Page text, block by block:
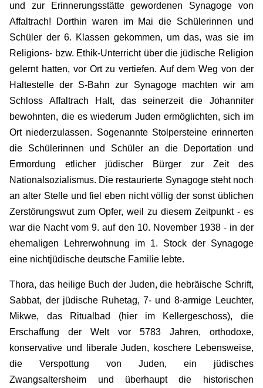
und zur Erinnerungsstätte gewordenen Synagoge von
Affaltrach! Dorthin waren im Mai die Schülerinnen und
Schüler der 6. Klassen gekommen, um das, was sie im
Religions- bzw. Ethik-Unterricht über die jüdische Religion
gelernt hatten, vor Ort zu vertiefen. Auf dem Weg von der
Haltestelle der S-Bahn zur Synagoge machten wir am
Schloss Affaltrach Halt, das seinerzeit die Johanniter
bewohnten, die es wiederum Juden ermöglichten, sich im
Ort niederzulassen. Sogenannte Stolpersteine erinnerten
die Schülerinnen und Schüler an die Deportation und
Ermordung etlicher jüdischer Bürger zur Zeit des
Nationalsozialismus. Die restaurierte Synagoge steht noch
an alter Stelle und fiel eben nicht völlig der sonst üblichen
Zerstörungswut zum Opfer, weil zu diesem Zeitpunkt - es
war die Nacht vom 9. auf den 10. November 1938 - in der
ehemaligen Lehrerwohnung im 1. Stock der Synagoge
eine nichtjüdische deutsche Familie lebte.
Thora, das heilige Buch der Juden, die hebräische Schrift,
Sabbat, der jüdische Ruhetag, 7- und 8-armige Leuchter,
Mikwe, das Ritualbad (hier im Kellergeschoss), die
Erschaffung der Welt vor 5783 Jahren, orthodoxe,
konservative und liberale Juden, koschere Lebensweise,
die Verspottung von Juden, ein jüdisches
Zwangsaltersheim und überhaupt die historischen